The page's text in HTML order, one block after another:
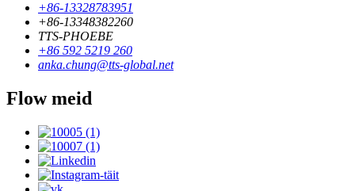
+86-13328783951
+86-13348382260
TTS-PHOEBE
+86 592 5219 260
anka.chung@tts-global.net
Flow meid